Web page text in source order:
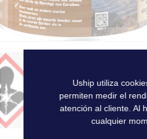
Uship utiliza
permiten medir el
atención al cliente. Al
cualquier